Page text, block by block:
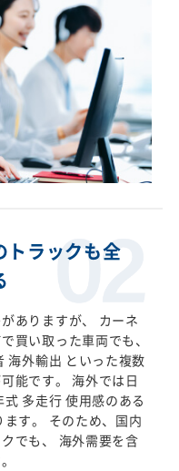
トラックも全
ありますが、 カーネ
買い取った車両でも、
海外輸出 といった複数
能です。 海外では日
多走行 使用感のある
す。 そのため、国内
でも、 海外需要を含